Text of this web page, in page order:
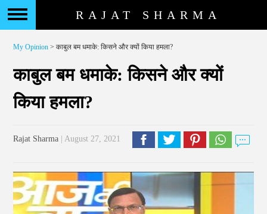
RAJAT SHARMA
My Opinion > काबुल बम धमाके: किसने और क्यों किया हमला?
काबुल बम धमाके: किसने और क्यों
किया हमला?
Rajat Sharma | August 27, 2021